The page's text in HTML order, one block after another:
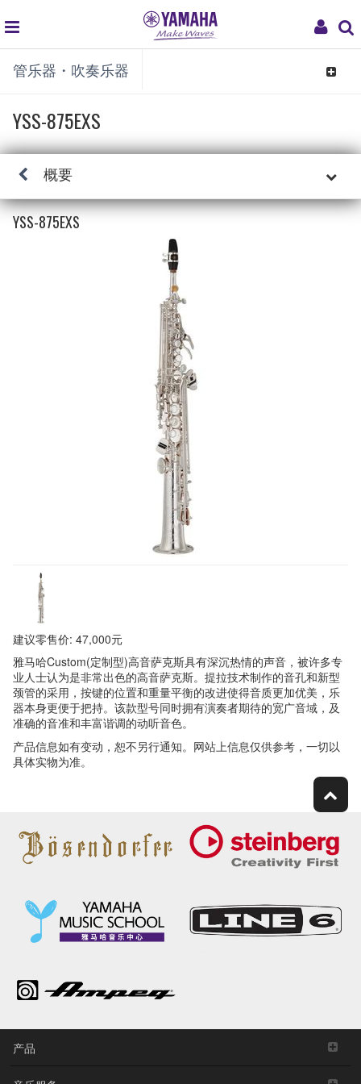
My
global
navigation
管乐器・吹奏乐器
Toggle
YSS-875EXS
概要
YSS-875EXS
建议零售价: 47,000元
雅马哈Custom(定制型)高音萨克斯具有深沉热情的声音，被许多专
业人士认为是非常出色的高音萨克斯。提拉技术制作的音孔和新型
颈管的采用，按键的位置和重量平衡的改进使得音质更加优美，乐
器本身更便于把持。该款型号同时拥有演奏者期待的宽广音域，及
准确的音准和丰富谐调的动听音色。
产品信息如有变动，恕不另行通知。网站上信息仅供参考，一切以
具体实物为准。
产品